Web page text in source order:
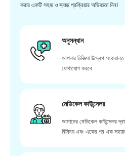
করার একটি সহজ ও স্বচ্ছ প্রক্রিয়ার অভিজ্ঞতা নিন।
অনুসন্ধান
আপনার চিকিত্সা উদ্বেগ
যোগাযোগ করবে
মেডিকেল কাউন্সেলর
আমাদের মেডিকেল কাউন্সেলর
বিনিময় এবং একের পর এক